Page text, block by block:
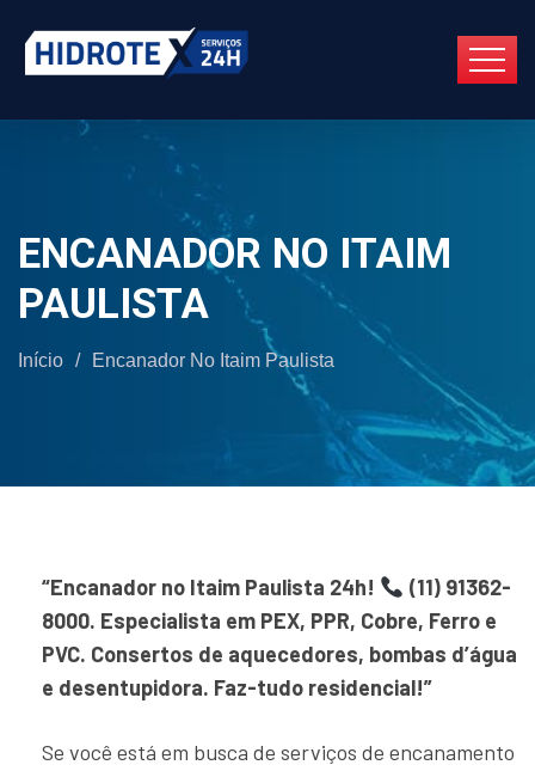
ENCANADOR NO ITAIM
PAULISTA
Início / Encanador No Itaim Paulista
“Encanador no Itaim Paulista 24h!
(11) 91362-
8000. Especialista em PEX, PPR, Cobre, Ferro e
PVC. Consertos de aquecedores, bombas d’água
e desentupidora. Faz-tudo residencial!”
Se você está em busca de serviços de encanamento